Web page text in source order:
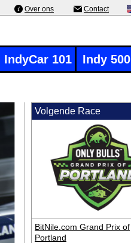
Over ons Contact
IndyCar 101 Indy 500
Volgende Race
BitNile.com Grand Prix of
Portland